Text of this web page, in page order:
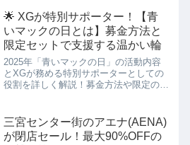
🌟 XGが特別サポーター！【青
いマックの日とは】募金方法と
限定セットで支援する温かい輪
2025年「青いマックの日」の活動内容
とXGが務める特別サポーターとしての
役割を詳しく解説！募金方法や限定の支
三宮センター街のアエナ(AENA)
が閉店セール！最大90%OFFの